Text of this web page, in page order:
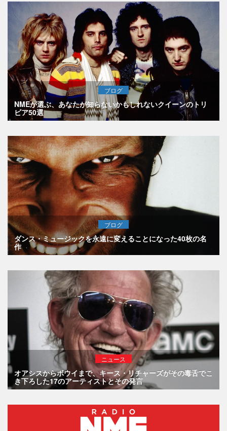
ブログ
NMEが選ぶ、あなたが知らないかもしれないクイーンのトリ
ビア50選
ブログ
ダンス・ミュージックを永遠に変えることになった40枚の名
作
ニュース
オアシスからボウイまで、キース・リチャーズがその毒舌でこ
き下ろした17のアーティストとその発言